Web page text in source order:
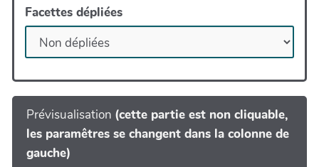
Facettes dépliées
Prévisualisation (cette partie est non cliquable,
les paramêtres se changent dans la colonne de
gauche)